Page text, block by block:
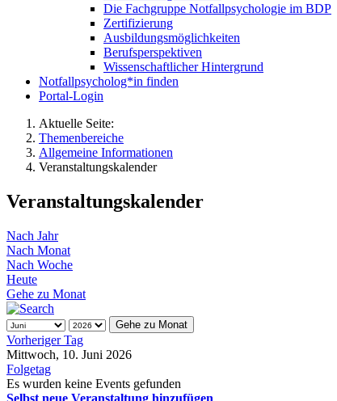
Die Fachgruppe Notfallpsychologie im BDP
Zertifizierung
Ausbildungsmöglichkeiten
Berufsperspektiven
Wissenschaftlicher Hintergrund
Notfallpsycholog*in finden
Portal-Login
Aktuelle Seite:
Themenbereiche
Allgemeine Informationen
Veranstaltungskalender
Veranstaltungskalender
Nach Jahr
Nach Monat
Nach Woche
Heute
Gehe zu Monat
Gehe zu Monat
Vorheriger Tag
Mittwoch, 10. Juni 2026
Folgetag
Es wurden keine Events gefunden
Selbst neue Veranstaltung hinzufügen